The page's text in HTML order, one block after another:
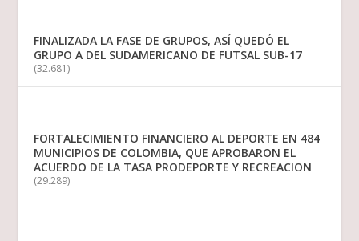
FINALIZADA LA FASE DE GRUPOS, ASÍ QUEDÓ EL
GRUPO A DEL SUDAMERICANO DE FUTSAL SUB-17
(32.681)
FORTALECIMIENTO FINANCIERO AL DEPORTE EN 484
MUNICIPIOS DE COLOMBIA, QUE APROBARON EL
ACUERDO DE LA TASA PRODEPORTE Y RECREACION
(29.289)